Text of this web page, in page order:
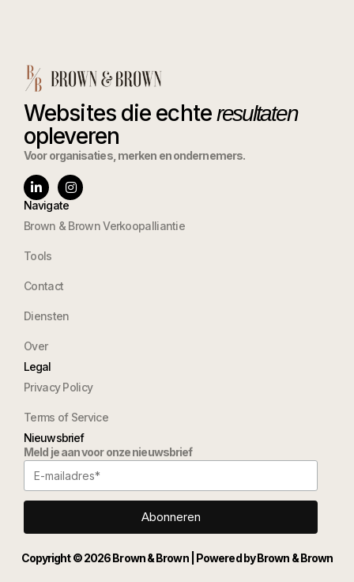
Websites die echteresultaten
opleveren
Voor organisaties, merken en ondernemers.
Navigate
Brown & Brown Verkoopalliantie
Tools
Contact
Diensten
Over
Legal
Privacy Policy
Terms of Service
Nieuwsbrief
Meld je aan voor onze nieuwsbrief
Copyright © 2026 Brown & Brown | Powered by Brown & Brown